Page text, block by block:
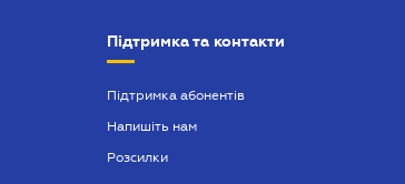
Підтримка та контакти
Підтримка абонентів
Напишіть нам
Розсилки